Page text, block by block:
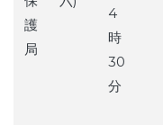
護
局
4
時
30
分